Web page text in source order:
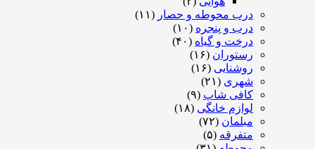
درب محوطه و حصار(۱۱)
درب و پنجره(۱۰)
درخت و گیاه(۴۰)
رستوران(۱۶)
روشنایی(۱۶)
شهری(۲۱)
کافی شاپ (۹)
لوازم خانگی(۱۸)
مبلمان(۷۲)
متفرقه(۵)